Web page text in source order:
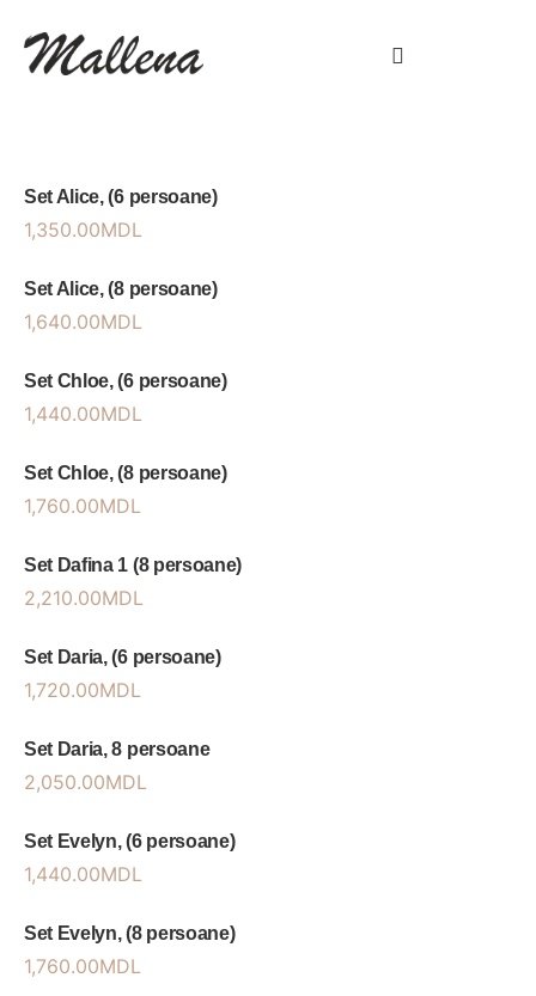
Set Alice, (6 persoane)
1,350.00MDL
Set Alice, (8 persoane)
1,640.00MDL
Set Chloe, (6 persoane)
1,440.00MDL
Set Chloe, (8 persoane)
1,760.00MDL
Set Dafina 1 (8 persoane)
2,210.00MDL
Set Daria, (6 persoane)
1,720.00MDL
Set Daria, 8 persoane
2,050.00MDL
Set Evelyn, (6 persoane)
1,440.00MDL
Set Evelyn, (8 persoane)
1,760.00MDL